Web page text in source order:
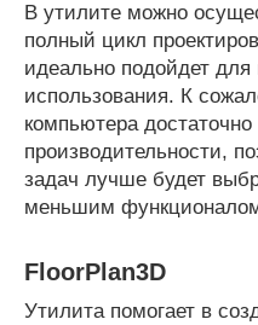
В утилите можно
полный цикл
идеально подойдет
использования. К
компьютера достаточно
производительности,
задач лучше будет
меньшим
FloorPlan3D
Утилита помогает в